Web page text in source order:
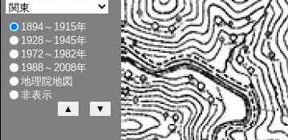
1894～1915年
1928～1945年
1972～1982年
1988～2008年
地理院地図
非表示